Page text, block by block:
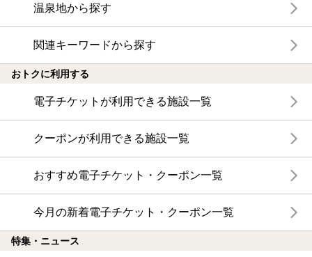
温泉地から探す
関連キーワードから探す
おトクに利用する
電子チケットが利用できる施設一覧
クーポンが利用できる施設一覧
おすすめ電子チケット・クーポン一覧
今月の新着電子チケット・クーポン一覧
特集・ニュース